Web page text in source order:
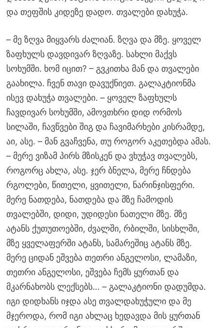
და თეფშის კიდეზე დადო. თვალები დახუჭა.
– მე ზღვა მიყვარს ძალიან. ზღვა და მზე. ყოველ
ზაფხულს დავდივარ ზღვაზე. სახლი მაქვს
სოხუმში. ხომ იცით? – გვკითხა მან და თვალები
გაახილა. ჩვენ თავი დავუქნიეთ. გალაკტიონმა
ისევ დახუჭა თვალები. – ყოველ ზაფხულს
ჩავდივარ სოხუმში, ამოვთხრი დიდ ორმოს
სილაში, ჩავწვები შიგ და ჩავიმარხები კისრამდე,
აი, ასე. – მან გვაჩვენა, თუ როგორ აკეთებდა ამას.
– მერე ვიზამ პირს მზისკენ და ვხუჭავ თვალებს,
როგორც ახლა, ასე. ჯერ ბნელა, მერე ჩნდება
რგოლები, წითელი, ყვითელი, ნარინჯისფერი.
მერე ნათდება, ნათდება და მზე ჩამოდის
თვალებში, დიდი, უდიდესი ნათელი მზე. მზე
ატანს ქუთუთოებში, ძვალში, რბილში, სისხლში,
მზე ყველაფერში ატანს, სამარეშიც ატანს მზე.
მერე ციდან ეშვება თეთრი ანგელოსი, ლამაზი,
თეთრი ანგელოსი, ეშვება ჩემს ყურთან და
მკარნახობს ლექსებს… – გალაკტიონი დადუმდა.
იგი დიდხანს იჯდა ასე თვალდახუჭული და მე
მჯეროდა, რომ იგი ახლაც ხედავდა მის ყურთან